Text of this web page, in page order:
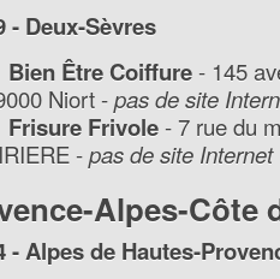
- Deux-Sèvres
Bien Être Coiffure- 145
Niort -pas de site
Frisure Frivole- 7 rue du
-pas de site Internet
Alpes-Côte
- Alpes de Hautes-